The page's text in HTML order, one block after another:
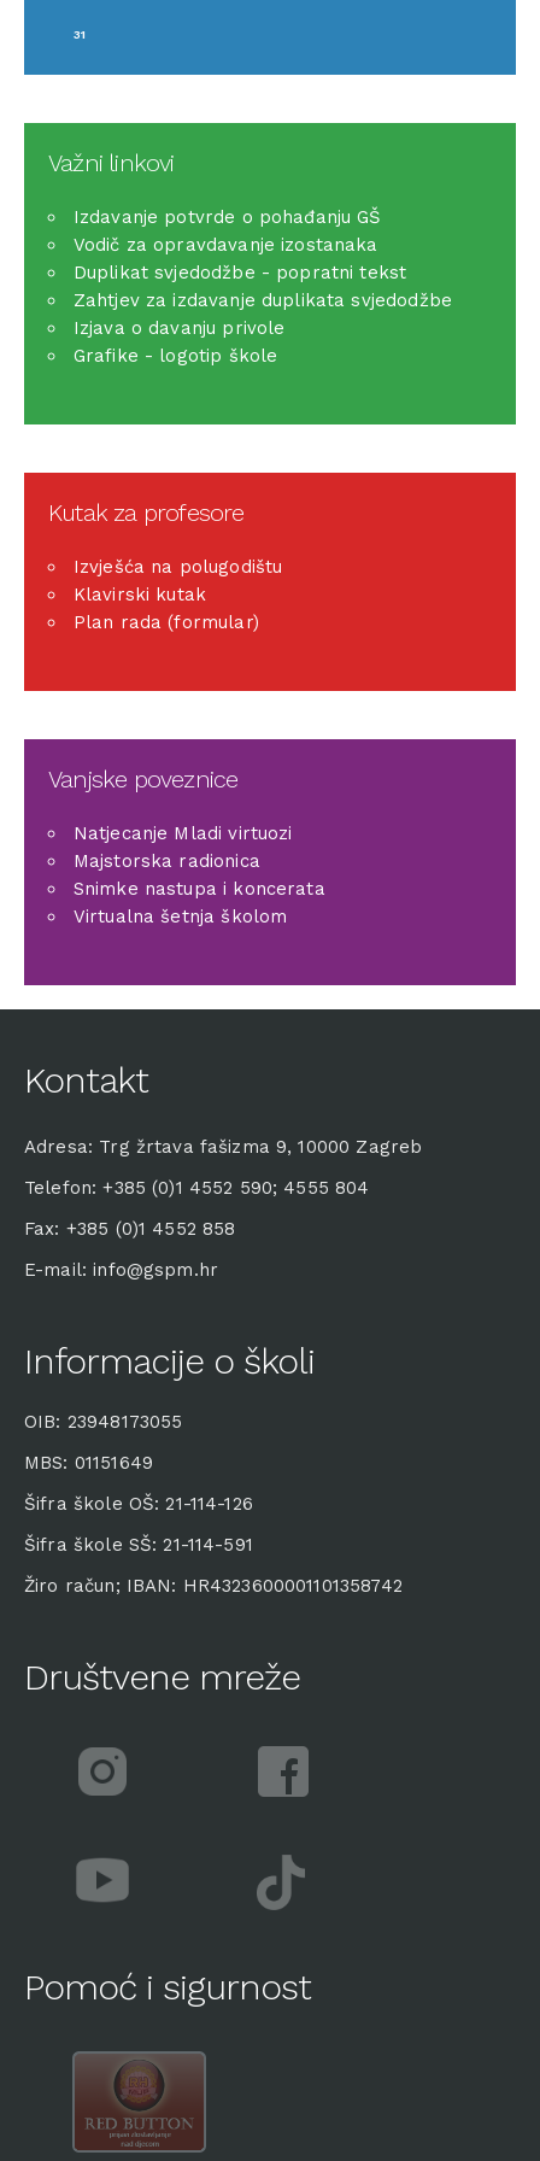
31
Važni linkovi
Izdavanje potvrde o pohađanju GŠ
Vodič za opravdavanje izostanaka
Duplikat svjedodžbe - popratni tekst
Zahtjev za izdavanje duplikata svjedodžbe
Izjava o davanju privole
Grafike - logotip škole
Kutak za profesore
Izvješća na polugodištu
Klavirski kutak
Plan rada (formular)
Vanjske poveznice
Natjecanje Mladi virtuozi
Majstorska radionica
Snimke nastupa i koncerata
Virtualna šetnja školom
Kontakt
Adresa: Trg žrtava fašizma 9, 10000 Zagreb
Telefon: +385 (0)1 4552 590; 4555 804
Fax: +385 (0)1 4552 858
E-mail: info@gspm.hr
Informacije o školi
OIB: 23948173055
MBS: 01151649
Šifra škole OŠ: 21-114-126
Šifra škole SŠ: 21-114-591
Žiro račun; IBAN: HR4323600001101358742
Društvene mreže
Pomoć i sigurnost